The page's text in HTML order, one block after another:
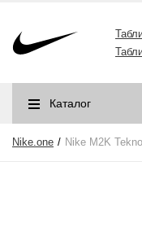
Каталог
Nike.one Nike M2K